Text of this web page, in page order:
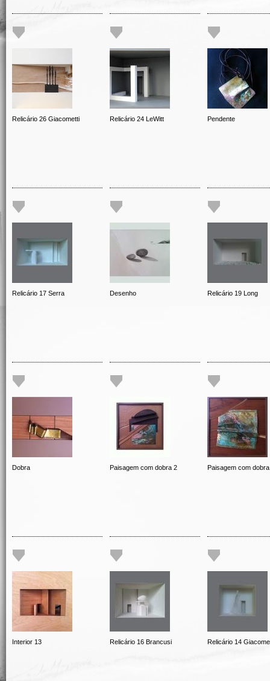
Relicário 26 Giacometti Relicário 24 LeWitt Pendente
Relicário 17 Serra Desenho Relicário 19 Long
Dobra Paisagem com dobra 2 Paisagem com
Interior 13 Relicário 16 Brancusi Relicário 14